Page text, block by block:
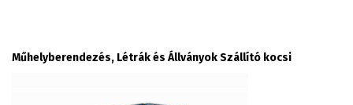
Műhelyberendezés, Létrák és Állványok Szállító kocsi